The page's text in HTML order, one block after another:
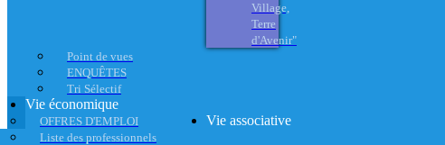
Village,
Terre
d'Avenir"
Point de vues
ENQUÊTES
Tri Sélectif
Vie économique
OFFRES D'EMPLOI
Liste des professionnels
Vie associative